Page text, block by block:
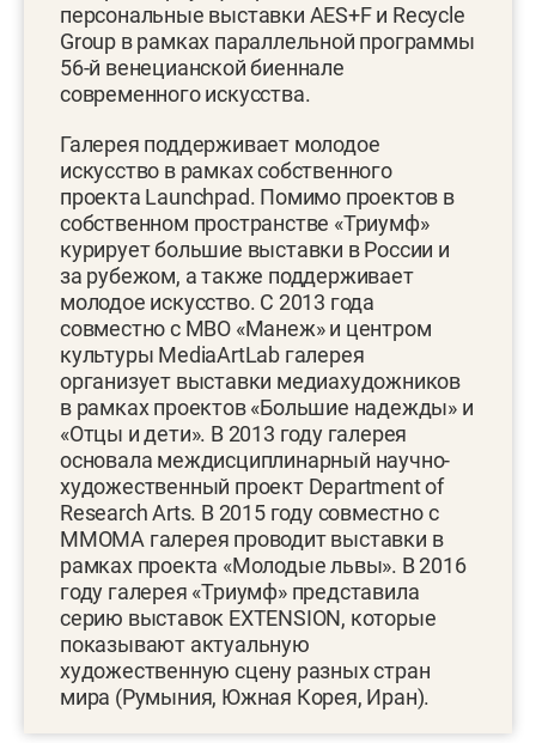
персональные выставки AES+F и Recycle
Group в рамках параллельной программы
56-й венецианской биеннале
современного искусства.
Галерея поддерживает молодое
искусство в рамках собственного
проекта Launchpad. Помимо проектов в
собственном пространстве «Триумф»
курирует большие выставки в России и
за рубежом, а также поддерживает
молодое искусство. С 2013 года
совместно с МВО «Манеж» и центром
культуры MediaArtLab галерея
организует выставки медиахудожников
в рамках проектов «Большие надежды» и
«Отцы и дети». В 2013 году галерея
основала междисциплинарный научно-
художественный проект Department of
Research Arts. В 2015 году совместно с
ММОМА галерея проводит выставки в
рамках проекта «Молодые львы». В 2016
году галерея «Триумф» представила
серию выставок EXTENSION, которые
показывают актуальную
художественную сцену разных стран
мира (Румыния, Южная Корея, Иран).